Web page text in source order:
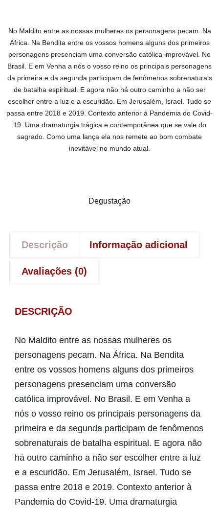
No Maldito entre as nossas mulheres os personagens pecam. Na
África. Na Bendita entre os vossos homens alguns dos primeiros
personagens presenciam uma conversão católica improvável. No
Brasil. E em Venha a nós o vosso reino os principais personagens
da primeira e da segunda participam de fenômenos sobrenaturais
de batalha espiritual. E agora não há outro caminho a não ser
escolher entre a luz e a escuridão. Em Jerusalém, Israel. Tudo se
passa entre 2018 e 2019. Contexto anterior à Pandemia do Covid-
19. Uma dramaturgia trágica e contemporânea que se vale do
sagrado. Como uma lança ela nos remete ao bom combate
inevitável no mundo atual.
Degustação
Descrição Informação adicional
Avaliações (0)
DESCRIÇÃO
No Maldito entre as nossas mulheres os
personagens pecam. Na África. Na Bendita
entre os vossos homens alguns dos primeiros
personagens presenciam uma conversão
católica improvável. No Brasil. E em Venha a
nós o vosso reino os principais personagens da
primeira e da segunda participam de fenômenos
sobrenaturais de batalha espiritual. E agora não
há outro caminho a não ser escolher entre a luz
e a escuridão. Em Jerusalém, Israel. Tudo se
passa entre 2018 e 2019. Contexto anterior à
Pandemia do Covid-19. Uma dramaturgia